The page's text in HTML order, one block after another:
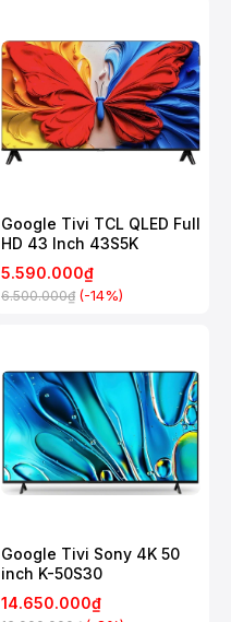
Google Tivi TCL QLED Full
HD 43 Inch 43S5K
5.590.000₫
6.500.000₫ (-14%)
Google Tivi Sony 4K 50
inch K-50S30
14.650.000₫